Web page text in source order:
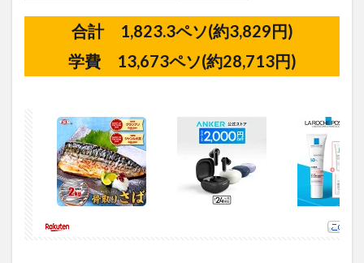
合計 1,823.3ペソ(約3,829円)
学費 13,673ペソ(約28,713円)